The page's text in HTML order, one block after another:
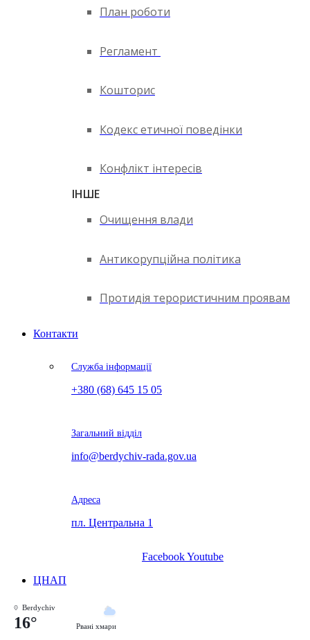
План роботи
Регламент
Кошторис
Кодекс етичної поведінки
Конфлікт інтересів
ІНШЕ
Очищення влади
Антикорупційна політика
Протидія терористичним проявам
Контакти
Служба інформації
+380 (68) 645 15 05
Загальний відділ
info@berdychiv-rada.gov.ua
Адреса
пл. Центральна 1
FacebookYoutube
ЦНАП
Berdychiv
16° Рвані хмари